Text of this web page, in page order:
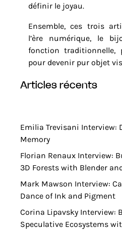
définir le joyau.
Ensemble, ces trois
l’ère numérique, le
fonction traditionnelle,
pour devenir pur objet
articles récents
Emilia Trevisani Interview:
Memory
Florian Renaux Interview:
3D Forests with Blender
Mark Mawson Interview:
Dance of Ink and Pigment
Corina Lipavsky Interview:
Speculative Ecosystems